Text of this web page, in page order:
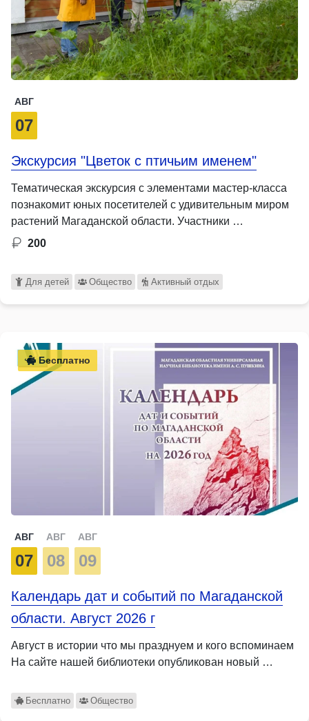
АВГ
07
Экскурсия "Цветок с птичьим именем"
Тематическая экскурсия с элементами мастер-класса
познакомит юных посетителей с удивительным миром
растений Магаданской области. Участники …
200
Для детей Общество Активный отдых
Бесплатно
АВГ
07
АВГ
08
АВГ
09
Календарь дат и событий по Магаданской
области. Август 2026 г
Август в истории что мы празднуем и кого вспоминаем
На сайте нашей библиотеки опубликован новый …
Бесплатно Общество